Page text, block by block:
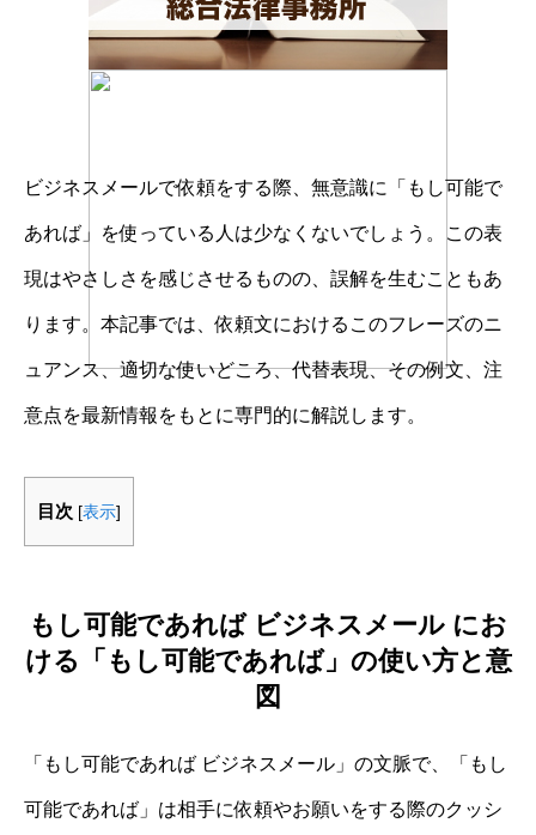
ビジネスメールで依頼をする際、無意識に「もし可能で
あれば」を使っている人は少なくないでしょう。この表
現はやさしさを感じさせるものの、誤解を生むこともあ
ります。本記事では、依頼文におけるこのフレーズのニ
ュアンス、適切な使いどころ、代替表現、その例文、注
意点を最新情報をもとに専門的に解説します。
目次 [表示]
もし可能であれば ビジネスメール にお
ける「もし可能であれば」の使い方と意
図
「もし可能であれば ビジネスメール」の文脈で、「もし
可能であれば」は相手に依頼やお願いをする際のクッシ